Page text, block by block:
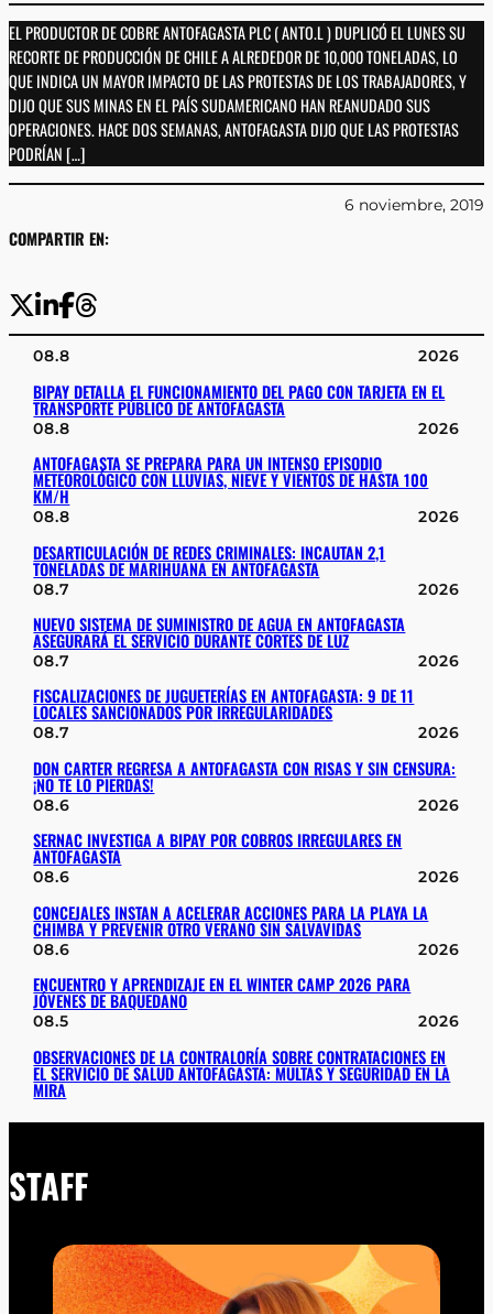
EL PRODUCTOR DE COBRE ANTOFAGASTA PLC ( ANTO.L ) DUPLICÓ EL LUNES SU
RECORTE DE PRODUCCIÓN DE CHILE A ALREDEDOR DE 10,000 TONELADAS, LO
QUE INDICA UN MAYOR IMPACTO DE LAS PROTESTAS DE LOS TRABAJADORES, Y
DIJO QUE SUS MINAS EN EL PAÍS SUDAMERICANO HAN REANUDADO SUS
OPERACIONES. HACE DOS SEMANAS, ANTOFAGASTA DIJO QUE LAS PROTESTAS
PODRÍAN […]
COMPARTIR EN:
6 noviembre, 2019
08.8 2026
BIPAY DETALLA EL FUNCIONAMIENTO DEL PAGO CON TARJETA EN EL
TRANSPORTE PÚBLICO DE ANTOFAGASTA
08.8 2026
ANTOFAGASTA SE PREPARA PARA UN INTENSO EPISODIO
METEOROLÓGICO CON LLUVIAS, NIEVE Y VIENTOS DE HASTA 100
KM/H
08.8 2026
DESARTICULACIÓN DE REDES CRIMINALES: INCAUTAN 2,1
TONELADAS DE MARIHUANA EN ANTOFAGASTA
08.7 2026
NUEVO SISTEMA DE SUMINISTRO DE AGUA EN ANTOFAGASTA
ASEGURARÁ EL SERVICIO DURANTE CORTES DE LUZ
08.7 2026
FISCALIZACIONES DE JUGUETERÍAS EN ANTOFAGASTA: 9 DE 11
LOCALES SANCIONADOS POR IRREGULARIDADES
08.7 2026
DON CARTER REGRESA A ANTOFAGASTA CON RISAS Y SIN CENSURA:
¡NO TE LO PIERDAS!
08.6 2026
SERNAC INVESTIGA A BIPAY POR COBROS IRREGULARES EN
ANTOFAGASTA
08.6 2026
CONCEJALES INSTAN A ACELERAR ACCIONES PARA LA PLAYA LA
CHIMBA Y PREVENIR OTRO VERANO SIN SALVAVIDAS
08.6 2026
ENCUENTRO Y APRENDIZAJE EN EL WINTER CAMP 2026 PARA
JÓVENES DE BAQUEDANO
08.5 2026
OBSERVACIONES DE LA CONTRALORÍA SOBRE CONTRATACIONES EN
EL SERVICIO DE SALUD ANTOFAGASTA: MULTAS Y SEGURIDAD EN LA
MIRA
STAFF